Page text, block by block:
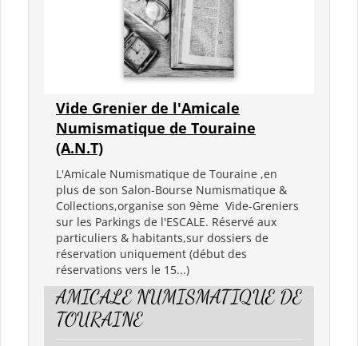
Vide Grenier de l'Amicale
Numismatique de Touraine
(A.N.T)
L'Amicale Numismatique de Touraine ,en
plus de son Salon-Bourse Numismatique &
Collections,organise son 9ème Vide-Greniers
sur les Parkings de l'ESCALE. Réservé aux
particuliers & habitants,sur dossiers de
réservation uniquement (début des
réservations vers le 15...)
AMICALE NUMISMATIQUE DE
TOURAINE